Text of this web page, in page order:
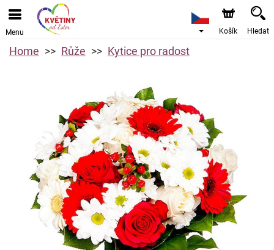
Menu Košík Hledat
Home Růže Kytice pro radost